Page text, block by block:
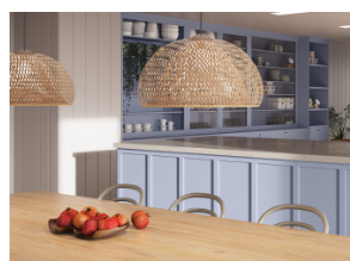
MÉXICO
PERÚ
USA/CAN
CENTRO AMERICA
UK
CORPORATIVO